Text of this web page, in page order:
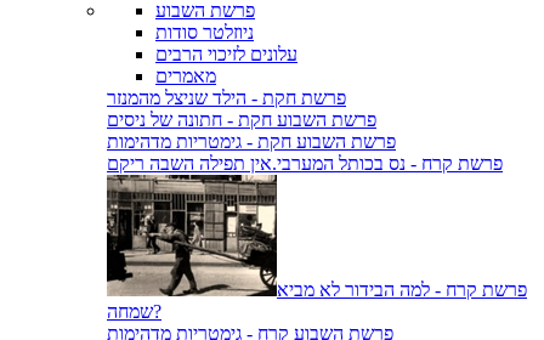
פרשת השבוע
ניוזלטר סודות
עלונים לזיכוי הרבים
מאמרים
פרשת חקת - הילד שניצל מהמנזר
פרשת השבוע חקת - חתונה של ניסים
פרשת השבוע חקת - גימטריות מדהימות
פרשת קרח - נס בכותל המערבי.אין תפילה השבה ריקם
פרשת קרח - למה הבידור לא מביא
שמחה?
פרשת השבוע קרח - גימטריות מדהימות